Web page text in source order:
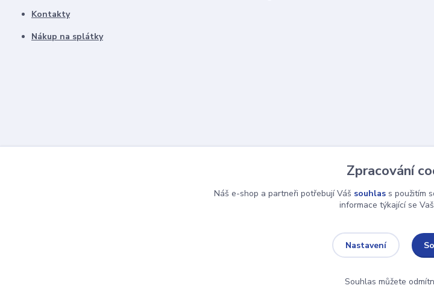
Kontakty
Nákup na splátky
Zpracování
Náš e-shop a partneři potřebují Váš souhlass použitím
informace týkající se
Nastavení
Souhlas můžete